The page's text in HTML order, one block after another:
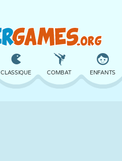
CLASSIQUE COMBAT ENFANTS